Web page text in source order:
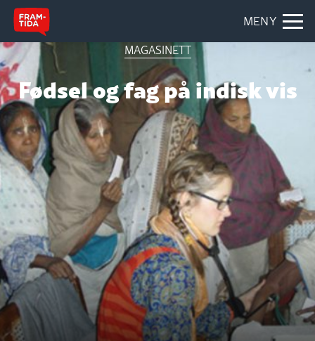
MENY
MAGASINETT
Fødsel og fag på indisk vis